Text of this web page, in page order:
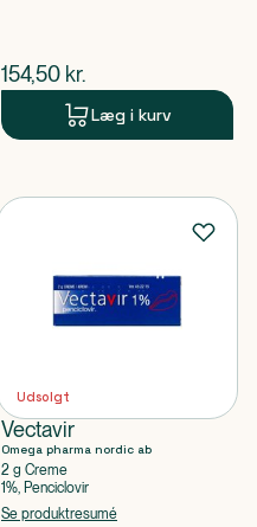
$nuværende pris
154,50 kr.
Læg i kurv
Udsolgt
Vectavir
Omega pharma nordic ab
2 g Creme
1%, Penciclovir
Se produktresumé